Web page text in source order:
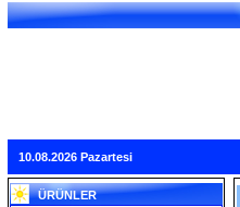
10.08.2026 Pazartesi
ÜRÜNLER